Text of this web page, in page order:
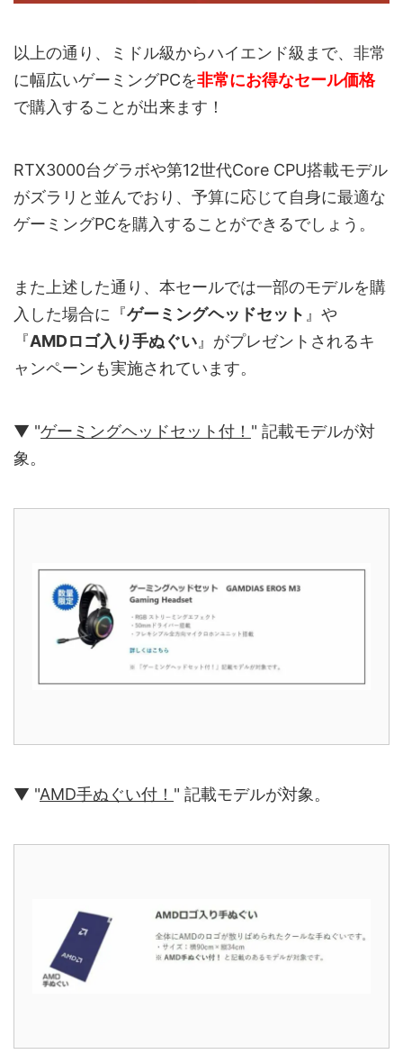
以上の通り、ミドル級からハイエンド級まで、非常
に幅広いゲーミングPCを非常にお得なセール価格
で購入することが出来ます！
RTX3000台グラボや第12世代Core CPU搭載モデル
がズラリと並んでおり、予算に応じて自身に最適な
ゲーミングPCを購入することができるでしょう。
また上述した通り、本セールでは一部のモデルを購
入した場合に『ゲーミングヘッドセット 』や
『AMDロゴ入り手ぬぐい 』がプレゼントされるキ
ャンペーンも実施されています。
▼ "ゲーミングヘッドセット付！ " 記載モデルが対
象。
▼ "AMD手ぬぐい付！ " 記載モデルが対象。